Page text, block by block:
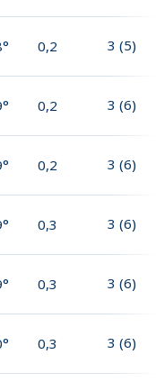
0,2 3 (5)
0,2 3 (6)
0,2 3 (6)
0,3 3 (6)
0,3 3 (6)
0,3 3 (6)